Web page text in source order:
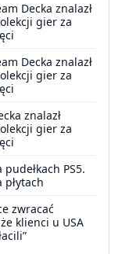
Decka znalazł
gier za
Decka znalazł
gier za
znalazł
gier za
PS5.
zwracać
klienci u USA